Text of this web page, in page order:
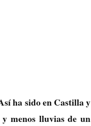
ha sido en Castilla y
menos lluvias de un